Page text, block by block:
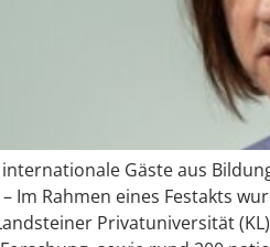
Gäste aus
Im Rahmen eines Festakts
Privatuniversität